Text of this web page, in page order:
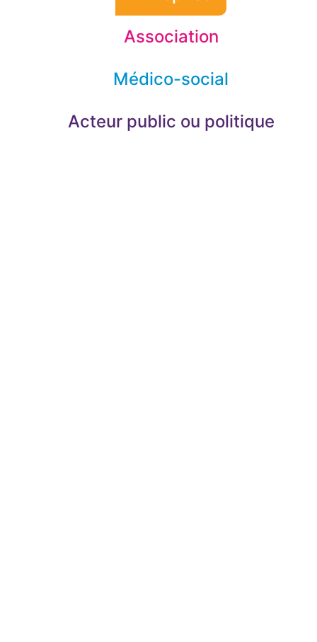
Association
Médico-social
Acteur public ou politique